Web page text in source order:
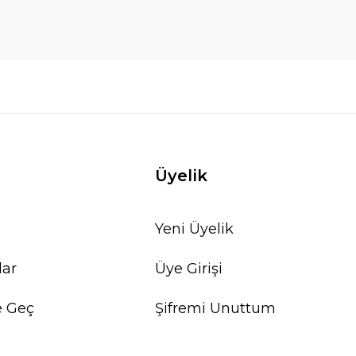
Geç
Üyelik
Yeni Üyelik
Üye Girişi
Şifremi Unuttum